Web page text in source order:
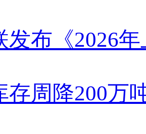
发布《2026
存周降200万